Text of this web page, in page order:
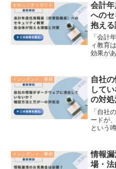
セキュリティガイド
会計年
への
抱え
「会計
ィ教育
効果が
手段を
団体（
インシデント・事例
自社
して
の対処
「自社
ードが
という
のよう
脅威に
インシデント・事例
情報
場・